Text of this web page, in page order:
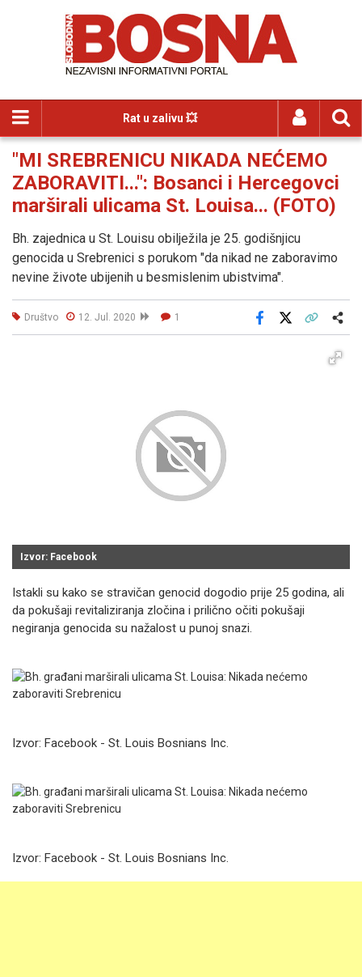
Rat u zalivu 💥
"MI SREBRENICU NIKADA NEĆEMO
ZABORAVITI...": Bosanci i Hercegovci
marširali ulicama St. Louisa... (FOTO)
Bh. zajednica u St. Louisu obilježila je 25. godišnjicu
genocida u Srebrenici s porukom "da nikad ne zaboravimo
nevine živote ubijenih u besmislenim ubistvima".
Društvo 12. Jul. 2020 1
Facebook
Izvor: Facebook
Istakli su kako se stravičan genocid dogodio prije 25 godina, ali
da pokušaji revitaliziranja zločina i prilično očiti pokušaji
negiranja genocida su nažalost u punoj snazi.
Izvor: Facebook - St. Louis Bosnians Inc.
Izvor: Facebook - St. Louis Bosnians Inc.